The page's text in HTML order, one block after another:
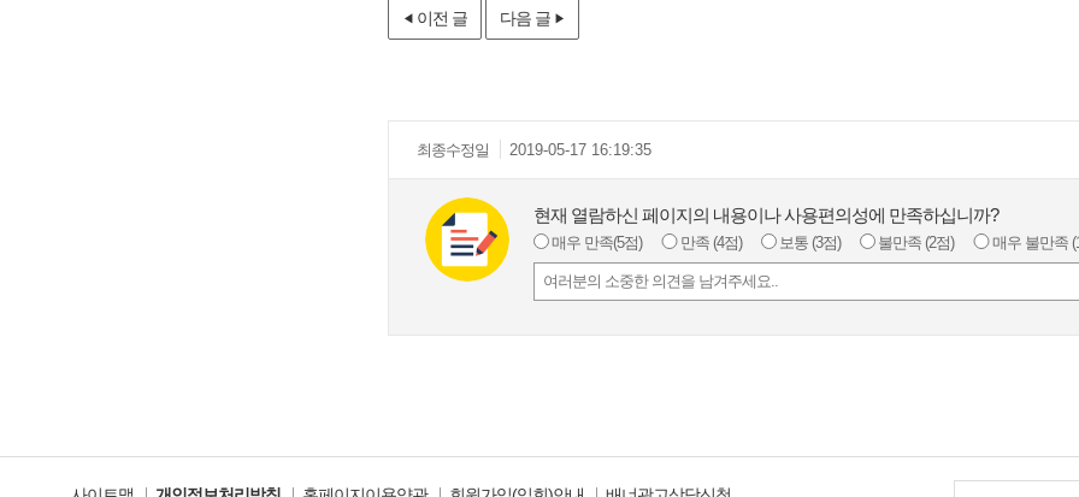
이전 글 다음 글
최종수정일 2019-05-17 16:19:35
현재 열람하신 페이지의 내용이나 사용편의성에 만족하십니까?
매우 만족(5점) 만족 (4점) 보통 (3점) 불만족 (2점) 매우 불만족